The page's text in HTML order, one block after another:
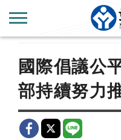
新聞公告
國際倡議公
部持續努力